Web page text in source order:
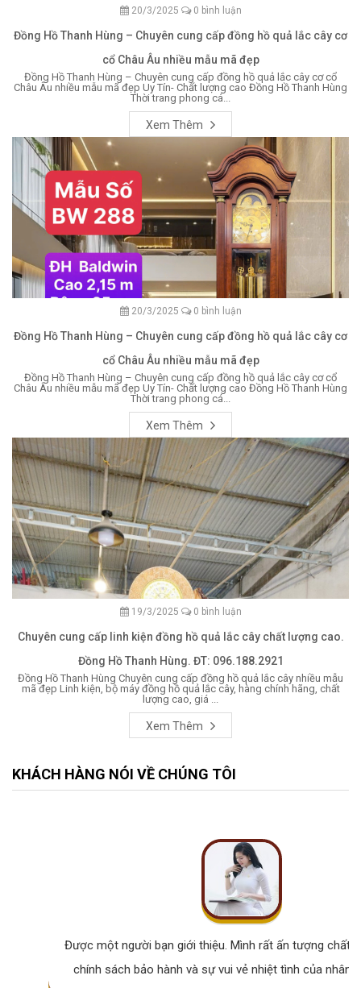
20/3/2025 0 bình luận
Đồng Hồ Thanh Hùng – Chuyên cung cấp đồng hồ quả lắc cây cơ
cổ Châu Âu nhiều mẫu mã đẹp
Đồng Hồ Thanh Hùng – Chuyên cung cấp đồng hồ quả lắc cây cơ cổ
Châu Âu nhiều mẫu mã đẹp Uy Tín- Chất lượng cao Đồng Hồ Thanh Hùng
Thời trang phong cá...
Xem Thêm
20/3/2025 0 bình luận
Đồng Hồ Thanh Hùng – Chuyên cung cấp đồng hồ quả lắc cây cơ
cổ Châu Âu nhiều mẫu mã đẹp
Đồng Hồ Thanh Hùng – Chuyên cung cấp đồng hồ quả lắc cây cơ cổ
Châu Âu nhiều mẫu mã đẹp Uy Tín- Chất lượng cao Đồng Hồ Thanh Hùng
Thời trang phong cá...
Xem Thêm
19/3/2025 0 bình luận
Chuyên cung cấp linh kiện đồng hồ quả lắc cây chất lượng cao.
Đồng Hồ Thanh Hùng. ĐT: 096.188.2921
Đồng Hồ Thanh Hùng Chuyên cung cấp đồng hồ quả lắc cây nhiều mẫu
mã đẹp Linh kiện, bộ máy đồng hồ quả lắc cây, hàng chính hãng, chất
lượng cao, giá ...
Xem Thêm
KHÁCH HÀNG NÓI VỀ CHÚNG TÔI
Được một người bạn giới thiệu. Mình rất ấn tượng chất
chính sách bảo hành và sự vui vẻ nhiệt tình của nhân